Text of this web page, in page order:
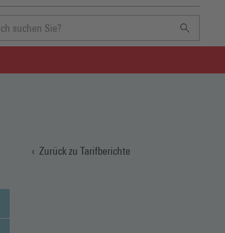
Fenster)Fenster)neuen
Fenster)
Zurück zu Tarifberichte